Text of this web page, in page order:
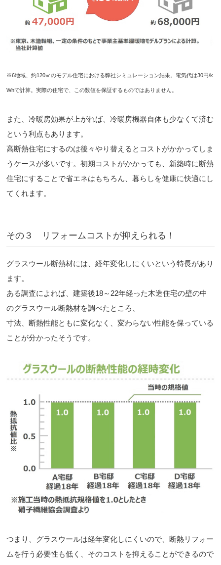
※6地域、約120㎡のモデル住宅における弊社シミュレーション結果。電気代は30円/k
Whで計算。実際の住宅で、この数値を保証するものではありません。
また、冷暖房効果が上がれば、冷暖房機器自体も少なくて済む
という利点もあります。
高断熱住宅にするのは後々やり替えるとコストがかかってしま
うケースが多いです。初期コストがかかっても、新築時に断熱
住宅にすることで省エネはもちろん、暮らしを健康に快適にし
てくれます。
その３ リフォームコストが抑えられる！
グラスウール断熱材には、経年変化しにくいという特長があり
ます。
ある調査によれば、建築後18～22年経った木造住宅の壁の中
のグラスウール断熱材を調べたところ、
寸法、断熱性能ともに変化なく、変わらない性能を保っている
ことが分かったそうです。
つまり、グラスウールは経年変化しにくいので、断熱リフォー
ムを行う必要性も低く、そのコストを抑えることができるので